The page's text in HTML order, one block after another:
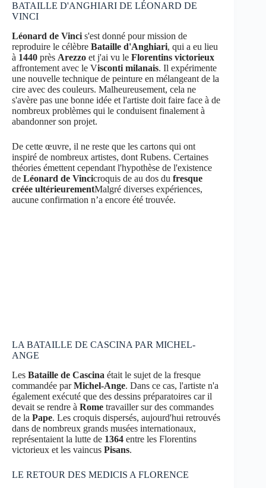
BATAILLE D'ANGHIARI DE LÉONARD DE
VINCI
Léonard de Vinci s'est donné pour mission de
reproduire le célèbre Bataille d'Anghiari, qui a eu lieu
à 1440 près Arezzo et j'ai vu le Florentins victorieux
affrontement avec le Visconti milanais. Il expérimente
une nouvelle technique de peinture en mélangeant de la
cire avec des couleurs. Malheureusement, cela ne
s'avère pas une bonne idée et l'artiste doit faire face à de
nombreux problèmes qui le conduisent finalement à
abandonner son projet.
De cette œuvre, il ne reste que les cartons qui ont
inspiré de nombreux artistes, dont Rubens. Certaines
théories émettent cependant l'hypothèse de l'existence
de Léonard de Vincicroquis de au dos du fresque
créée ultérieurementMalgré diverses expériences,
aucune confirmation n’a encore été trouvée.
LA BATAILLE DE CASCINA PAR MICHEL-
ANGE
Les Bataille de Cascina était le sujet de la fresque
commandée parMichel-Ange. Dans ce cas, l'artiste n'a
également exécuté que des dessins préparatoires car il
devait se rendre à Rome travailler sur des commandes
de la Pape. Les croquis dispersés, aujourd'hui retrouvés
dans de nombreux grands musées internationaux,
représentaient la lutte de 1364 entre les Florentins
victorieux et les vaincus Pisans.
LE RETOUR DES MEDICIS A FLORENCE